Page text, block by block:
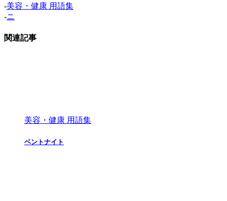
-美容・健康 用語集
-ニ
関連記事
美容・健康 用語集
ベントナイト